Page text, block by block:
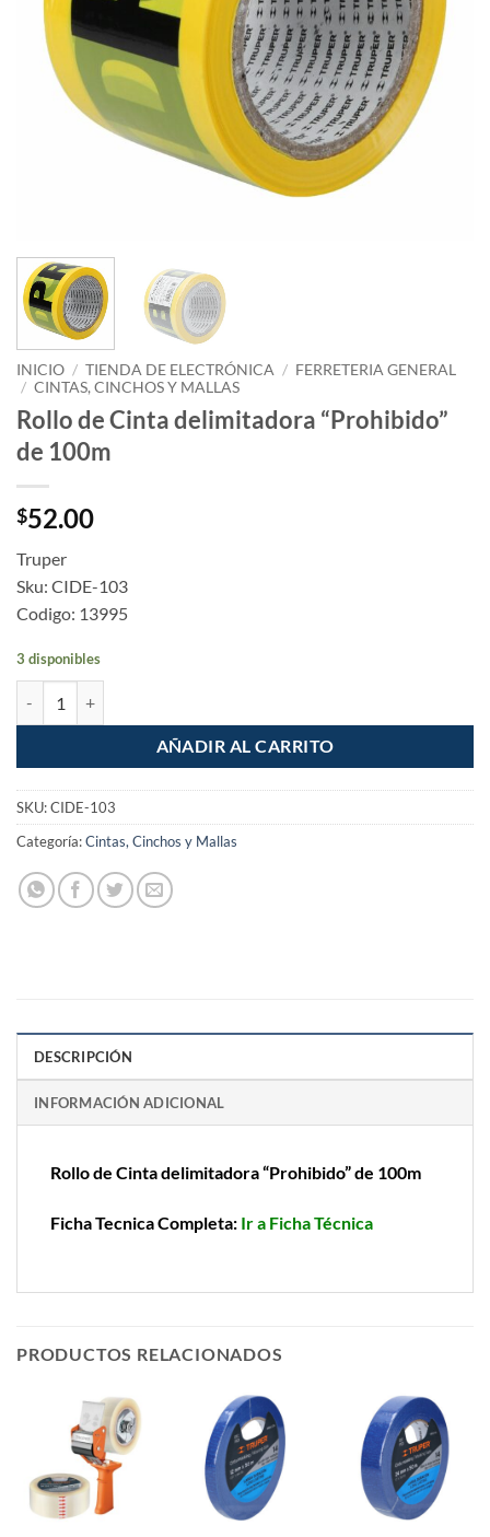
INICIO / TIENDA DE ELECTRÓNICA / FERRETERIA GENERAL
/ CINTAS, CINCHOS Y MALLAS
Rollo de Cinta delimitadora “Prohibido”
de 100m
$52.00
Truper
Sku: CIDE-103
Codigo: 13995
3 disponibles
AÑADIR AL CARRITO
SKU:CIDE-103
Categoría:Cintas, Cinchos y Mallas
DESCRIPCIÓN
INFORMACIÓN ADICIONAL
Rollo de Cinta delimitadora “Prohibido” de 100m
Ficha Tecnica Completa: Ir a Ficha Técnica
PRODUCTOS RELACIONADOS